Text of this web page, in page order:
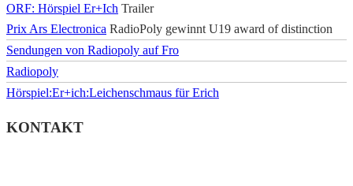
ORF: Hörspiel Er+Ich Trailer
Prix Ars Electronica RadioPoly gewinnt U19 award of distinction
Sendungen von Radiopoly auf Fro
Radiopoly
Hörspiel:Er+ich:Leichenschmaus für Erich
KONTAKT